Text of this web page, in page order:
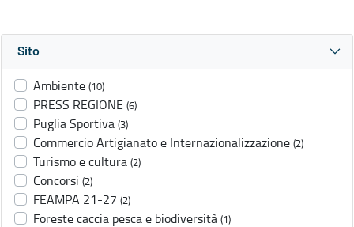
Sito
Ambiente (10)
PRESS REGIONE (6)
Puglia Sportiva (3)
Commercio Artigianato e Internazionalizzazione (2)
Turismo e cultura (2)
Concorsi (2)
FEAMPA 21-27 (2)
Foreste caccia pesca e biodiversità (1)